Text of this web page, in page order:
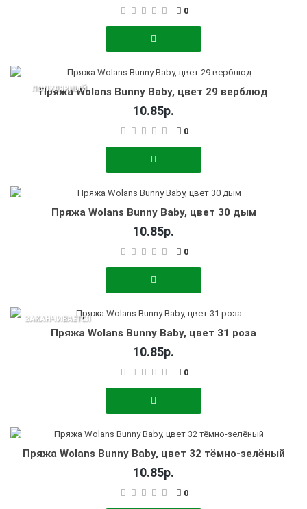
0
ПОПУЛЯРНЫЙ
Пряжа Wolans Bunny Baby, цвет 29 верблюд
10.85р.
0
Пряжа Wolans Bunny Baby, цвет 30 дым
10.85р.
0
ЗАКАНЧИВАЕТСЯ
Пряжа Wolans Bunny Baby, цвет 31 роза
10.85р.
0
Пряжа Wolans Bunny Baby, цвет 32 тёмно-зелёный
10.85р.
0